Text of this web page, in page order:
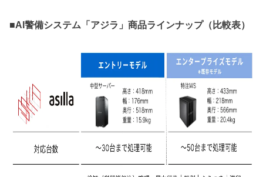
‍■AI警備システム「アジラ」商品ラインナップ（比較表）